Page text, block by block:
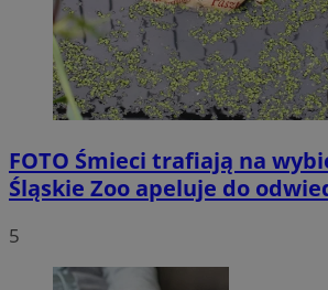
FOTO Śmieci trafiają na
Śląskie Zoo apeluje do
5